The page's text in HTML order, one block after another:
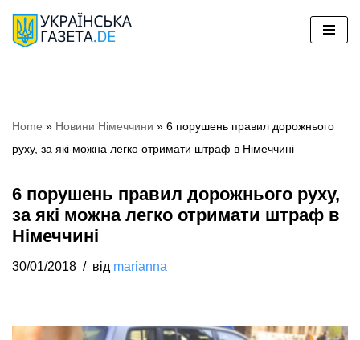
Перейти
Home » Новини Німеччини » 6 порушень правил дорожнього
руху, за які можна легко отримати штраф в Німеччині
6 порушень правил дорожнього руху,
за які можна легко отримати штраф в
Німеччині
30/01/2018 від marianna